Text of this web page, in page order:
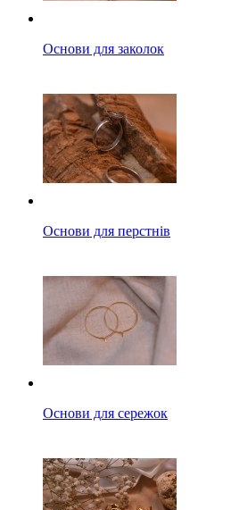
Основи для заколок
Основи для перстнів
Основи для сережок